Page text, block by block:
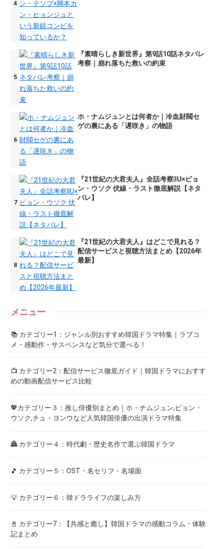
『素晴らしき新世界』第9話10話ネタバレ
考察｜崩れ落ちた救いの約束
ホ・ナムジュンとは何者か｜冷血財閥セ
ゲの裏にある「遅咲き」の物語
『21世紀の大君夫人』全話考察|IU×ピョ
ン・ウソク 伏線・ラスト徹底解説【ネタ
バレ】
『21世紀の大君夫人』はどこで見れる？
配信サービスと視聴方法まとめ【2026年
最新】
メニュー
📚 カテゴリー1：ジャンル別おすすめ韓国ドラマ特集｜ラブコ
メ・感動作・サスペンスなど気分で選べる！
📺 カテゴリー2：配信サービス徹底ガイド｜韓国ドラマにおすす
めの動画配信サービス比較
💖カテゴリー３：推し俳優別まとめ｜ホ・ナムジュン,ピョン・
ウソク,チュ・ヨンウなど人気韓国俳優の出演ドラマ特集
🏯 カテゴリー４：時代劇・歴史名作で選ぶ韓国ドラマ
🎵 カテゴリー５：OST・名セリフ・名場面
💡 カテゴリー６：韓ドラライフの楽しみ方
📓 カテゴリー7：【共感と癒し】韓国ドラマの感動コラム・体験
記まとめ